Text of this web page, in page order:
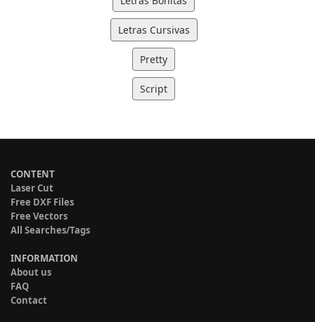
Letras Cursivas
Pretty
Script
CONTENT
Laser Cut
Free DXF Files
Free Vectors
All Searches/Tags
INFORMATION
About us
FAQ
Contact